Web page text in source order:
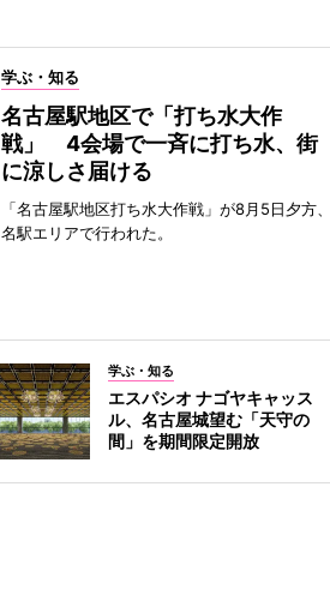
学ぶ・知る
名古屋駅地区で「打ち水大作
戦」 4会場で一斉に打ち水、街
に涼しさ届ける
「名古屋駅地区打ち水大作戦」が8月5日夕方、
名駅エリアで行われた。
学ぶ・知る
エスパシオ ナゴヤキャッス
ル、名古屋城望む「天守の
間」を期間限定開放